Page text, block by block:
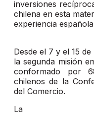
inversiones
chilena en esta
experiencia
Desde el 7 y el 15
la segunda misión
conformado por
chilenos de la
del Comercio.
La